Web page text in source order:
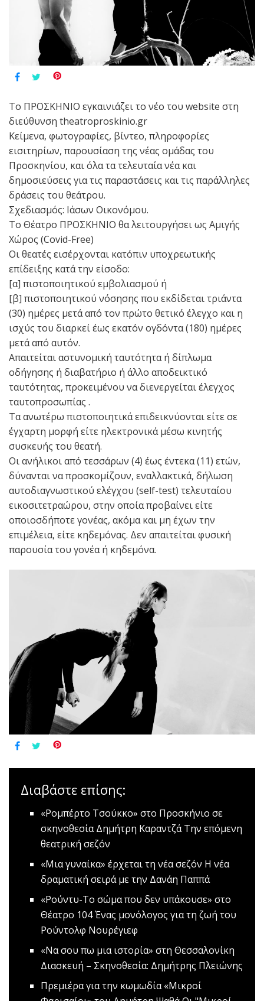
Το ΠΡΟΣΚΗΝΙΟ εγκαινιάζει το νέο του website στη
διεύθυνση theatroproskinio.gr
Κείμενα, φωτογραφίες, βίντεο, πληροφορίες
εισιτηρίων, παρουσίαση της νέας ομάδας του
Προσκηνίου, και όλα τα τελευταία νέα και
δημοσιεύσεις για τις παραστάσεις και τις παράλληλες
δράσεις του θεάτρου.
Σχεδιασμός: Ιάσων Οικονόμου.
Το Θέατρο ΠΡΟΣΚΗΝΙΟ θα λειτουργήσει ως Αμιγής
Χώρος (Covid-Free)
Οι θεατές εισέρχονται κατόπιν υποχρεωτικής
επίδειξης κατά την είσοδο:
[α] πιστοποιητικού εμβολιασμού ή
[β] πιστοποιητικού νόσησης που εκδίδεται τριάντα
(30) ημέρες μετά από τον πρώτο θετικό έλεγχο και η
ισχύς του διαρκεί έως εκατόν ογδόντα (180) ημέρες
μετά από αυτόν.
Απαιτείται αστυνομική ταυτότητα ή δίπλωμα
οδήγησης ή διαβατήριο ή άλλο αποδεικτικό
ταυτότητας, προκειμένου να διενεργείται έλεγχος
ταυτοπροσωπίας .
Τα ανωτέρω πιστοποιητικά επιδεικνύονται είτε σε
έγχαρτη μορφή είτε ηλεκτρονικά μέσω κινητής
συσκευής του θεατή.
Οι ανήλικοι από τεσσάρων (4) έως έντεκα (11) ετών,
δύνανται να προσκομίζουν, εναλλακτικά, δήλωση
αυτοδιαγνωστικού ελέγχου (self-test) τελευταίου
εικοσιτετραώρου, στην οποία προβαίνει είτε
οποιοσδήποτε γονέας, ακόμα και μη έχων την
επιμέλεια, είτε κηδεμόνας. Δεν απαιτείται φυσική
παρουσία του γονέα ή κηδεμόνα.
Διαβάστε επίσης:
«Ρομπέρτο Τσούκκο» στο Προσκήνιο σε
σκηνοθεσία Δημήτρη ΚαραντζάΤην επόμενη
θεατρική σεζόν
«Μια γυναίκα» έρχεται τη νέα σεζόν Η νέα
δραματική σειρά με την Δανάη Παππά
«Ρούντυ-Το σώμα που δεν υπάκουσε» στο
Θέατρο 104Ένας μονόλογος για τη ζωή του
Ρούντολφ Νουρέγιεφ
«Να σου πω μια ιστορία» στη Θεσσαλονίκη
Διασκευή – Σκηνοθεσία: Δημήτρης Πλειώνης
Πρεμιέρα για την κωμωδία «Μικροί